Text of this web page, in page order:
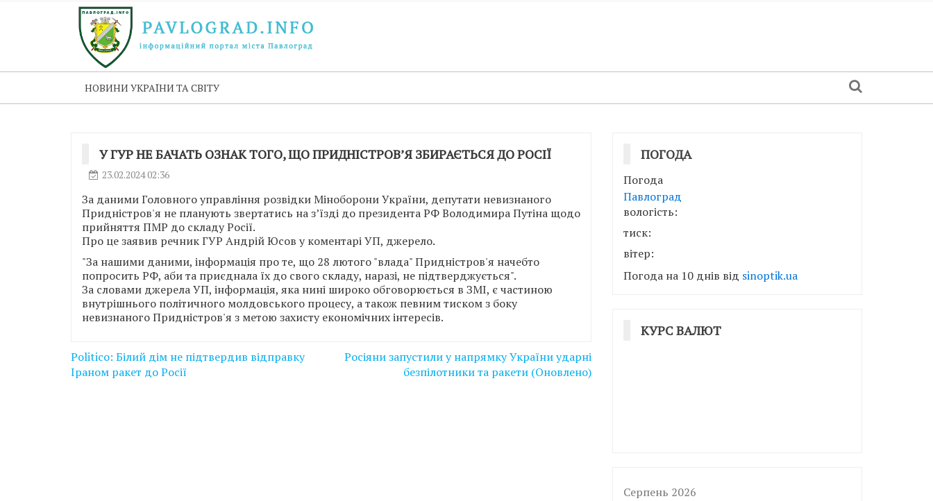
НОВИНИ УКРАЇНИ ТА СВІТУ
У ГУР НЕ БАЧАТЬ ОЗНАК ТОГО, ЩО ПРИДНІСТРОВ’Я ЗБИРАЄТЬСЯ ДО РОСІЇ
23.02.2024 02:36
За даними Головного управління розвідки Міноборони України, депутати невизнаного
Придністров'я не планують звертатись на з’їзді до президента РФ Володимира Путіна щодо
прийняття ПМР до складу Росії.
Про це заявив речник ГУР Андрій Юсов у коментарі УП, джерело.
"За нашими даними, інформація про те, що 28 лютого "влада" Придністров'я начебто
попросить РФ, аби та приєднала їх до свого складу, наразі, не підтверджується".
За словами джерела УП, інформація, яка нині широко обговорюється в ЗМІ, є частиною
внутрішнього політичного молдовського процесу, а також певним тиском з боку
невизнаного Придністров'я з метою захисту економічних інтересів.
Навігація
записів
Politico: Білий дім не підтвердив відправку
Іраном ракет до Росії
Росіяни запустили у напрямку України ударні
безпілотники та ракети (Оновлено)
ПОГОДА
Погода
Павлоград
вологість:
тиск:
вітер:
Погода на 10 днів від sinoptik.ua
КУРС ВАЛЮТ
Серпень 2026